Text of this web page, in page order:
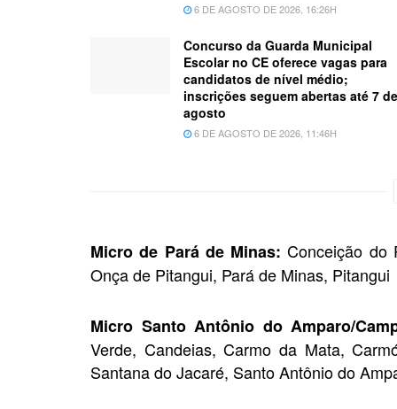
6 DE AGOSTO DE 2026, 16:26H
Concurso da Guarda Municipal
Escolar no CE oferece vagas para
candidatos de nível médio;
inscrições seguem abertas até 7 de
agosto
6 DE AGOSTO DE 2026, 11:46H
Micro de Pará de Minas: Conceição do
Onça de Pitangui, Pará de Minas,
Micro Santo Antônio do Amparo/
Verde, Candeias, Carmo da Mata,
Santana do Jacaré, Santo Antônio do